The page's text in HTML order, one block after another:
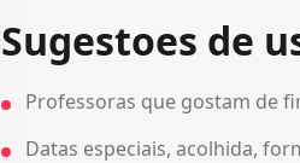
Sugestoes de
Professoras que gostam de
Datas especiais, acolhida,